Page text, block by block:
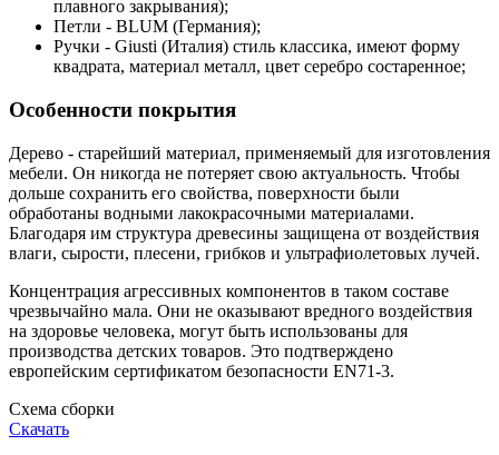
плавного закрывания);
Петли - BLUM (Германия);
Ручки - Giusti (Италия) стиль классика, имеют форму
квадрата, материал металл, цвет серебро состаренное;
Особенности покрытия
Дерево - старейший материал, применяемый для изготовления
мебели. Он никогда не потеряет свою актуальность. Чтобы
дольше сохранить его свойства, поверхности были
обработаны водными лакокрасочными материалами.
Благодаря им структура древесины защищена от воздействия
влаги, сырости, плесени, грибков и ультрафиолетовых лучей.
Концентрация агрессивных компонентов в таком составе
чрезвычайно мала. Они не оказывают вредного воздействия
на здоровье человека, могут быть использованы для
производства детских товаров. Это подтверждено
европейским сертификатом безопасности EN71-3.
Схема сборки
Скачать